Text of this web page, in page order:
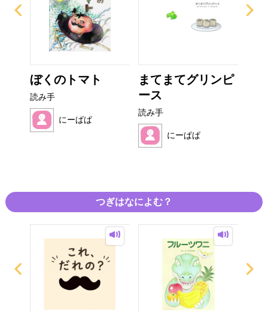
ぼくのトマト
読み手
にーぱぱ
まてまてグリンピ
ース
読み手
にーぱぱ
つぎはなによむ？